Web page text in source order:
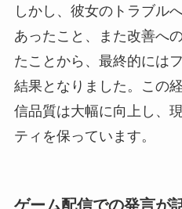
しかし、彼女のトラブル
あったこと、また改善へ
たことから、最終的には
結果となりました。この
信品質は大幅に向上し、
ティを保っています。
ゲーム配信での発言が